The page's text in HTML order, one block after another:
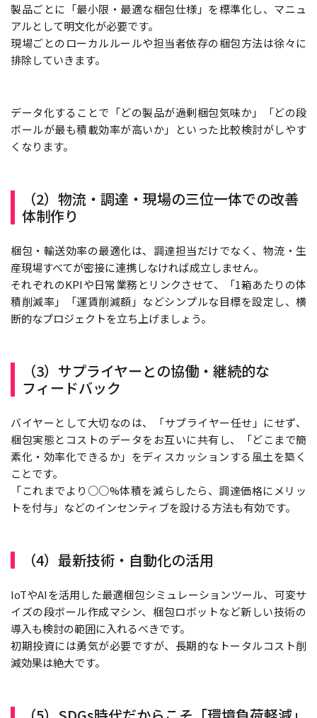
製品ごとに「最小限・最適な梱包仕様」を標準化し、マニュ
アルとして明文化が必要です。
現場ごとのローカルルールや担当者依存の梱包方法は徐々に
排除していきます。
データ化することで「どの製品が過剰梱包気味か」「どの段
ボールが最も積載効率が高いか」といった比較検討がしやす
くなります。
（2）物流・調達・現場の三位一体での改善
体制作り
梱包・輸送効率の最適化は、調達担当だけでなく、物流・生
産現場すべてが密接に連携しなければ成立しません。
それぞれのKPIや日常業務とリンクさせて、「1箱あたりの体
積削減率」「運賃削減額」などシンプルな目標を設定し、横
断的なプロジェクトを立ち上げましょう。
（3）サプライヤーとの協働・継続的な
フィードバック
バイヤーとして大切なのは、「サプライヤー任せ」にせず、
梱包実態とコストのデータをお互いに共有し、「どこまで簡
素化・効率化できるか」をディスカッションする風土を築く
ことです。
「これまでより○○%体積を減らしたら、調達価格にメリッ
トを付与」などのインセンティブを設ける方法も有効です。
（4）最新技術・自動化の活用
IoTやAIを活用した最適梱包シミュレーションツール、可変サ
イズの段ボール作成マシン、梱包ロボットなど新しい技術の
導入も検討の範囲に入れるべきです。
初期投資には勇気が必要ですが、長期的なトータルコスト削
減効果は絶大です。